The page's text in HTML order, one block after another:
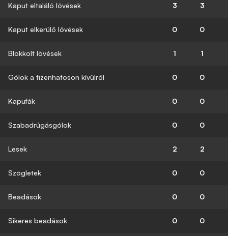
Kaput eltaláló lövések 3 3
Kaput elkerülő lövések 0 0
Blokkolt lövések 1 1
Gólok a tizenhatoson kívülről 0 0
Kapufák 0 0
Szabadrúgásgólok 0 0
Lesek 2 2
Szögletek 0 0
Beadások 0 0
Sikeres beadások 0 0